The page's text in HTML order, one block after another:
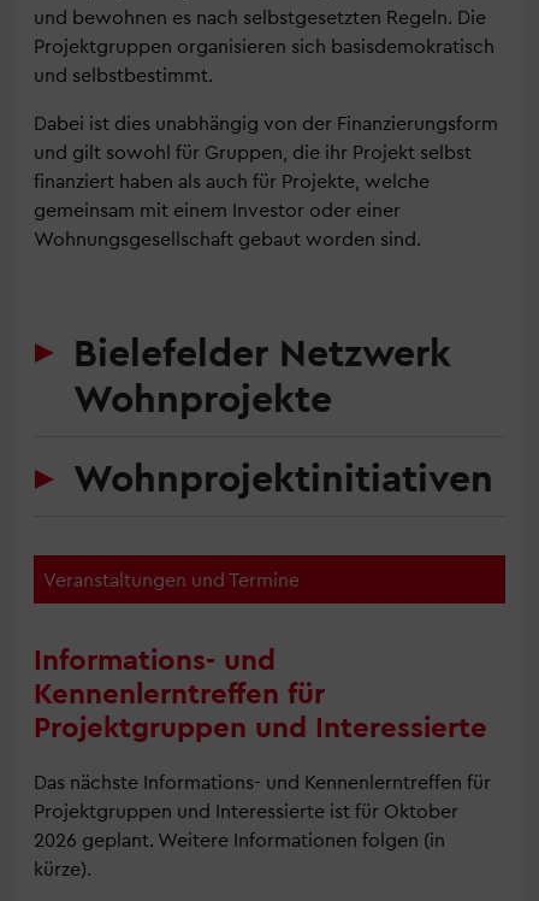
und bewohnen es nach selbstgesetzten Regeln. Die
Projektgruppen organisieren sich basisdemokratisch
und selbstbestimmt.
Dabei ist dies unabhängig von der Finanzierungsform
und gilt sowohl für Gruppen, die ihr Projekt selbst
finanziert haben als auch für Projekte, welche
gemeinsam mit einem Investor oder einer
Wohnungsgesellschaft gebaut worden sind.
Bielefelder Netzwerk
Wohnprojekte
Wohnprojektinitiativen
Veranstaltungen und Termine
Informations- und
Kennenlerntreffen für
Projektgruppen und Interessierte
Das nächste Informations- und Kennenlerntreffen für
Projektgruppen und Interessierte ist für Oktober
2026 geplant. Weitere Informationen folgen (in
kürze).